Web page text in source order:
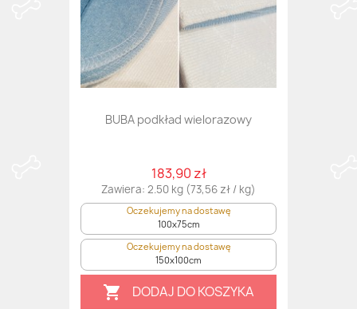
BUBA podkład wielorazowy
183,90 zł
Zawiera: 2.50 kg (73,56 zł / kg)
Oczekujemy na dostawę
100x75cm
Oczekujemy na dostawę
150x100cm
 DODAJ DO KOSZYKA